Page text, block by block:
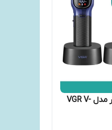
ماشین اصلاح وی جی آر مدل VGR V-